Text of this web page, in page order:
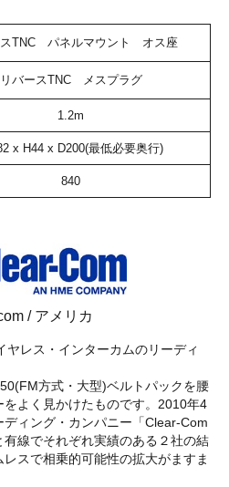
スTNC パネルマウント オス座
リバースTNC メスプラグ
1.2m
x H44 x D200(最低必要奥行)
840
/ アメリカ
ヤレス・インターカムのリーディ
方式・大型)ベルトパックを腰
よく見かけたものです。2010年4
ディング・カンパニー「Clear-Com
線でそれぞれ実績のある２社の結
スで相乗的可能性の拡大がますま